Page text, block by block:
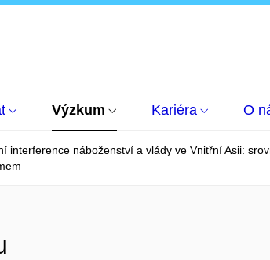
Výzkum Kariéra O
interference náboženství a vlády ve Vnitřní Asii: